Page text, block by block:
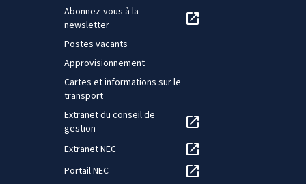
Abonnez-vous à la
newsletter
Postes vacants
Approvisionnement
Cartes et informations sur le
transport
Extranet du conseil de
gestion
Extranet NEC
Portail NEC